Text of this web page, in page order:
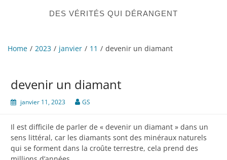
DES VÉRITÉS QUI DÉRANGENT
Home 2023 janvier 11 devenir un diamant
devenir un diamant
janvier 11, 2023 GS
Il est difficile de parler de « devenir un diamant » dans un
sens littéral, car les diamants sont des minéraux naturels
qui se forment dans la croûte terrestre, cela prend des